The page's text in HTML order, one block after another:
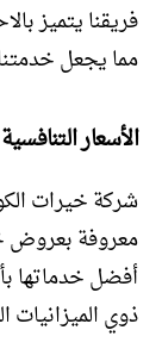
فريقنا يتميز
مما يجعل
الأسعار
شركة خيرات
معروفة بعروض
أفضل خدماتها
ذوي الميزانيات